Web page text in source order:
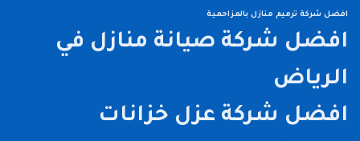
افضل شركة ترميم منازل بالمزاحمية
افضل شركة صيانة منازل في
الرياض
افضل شركة عزل خزانات